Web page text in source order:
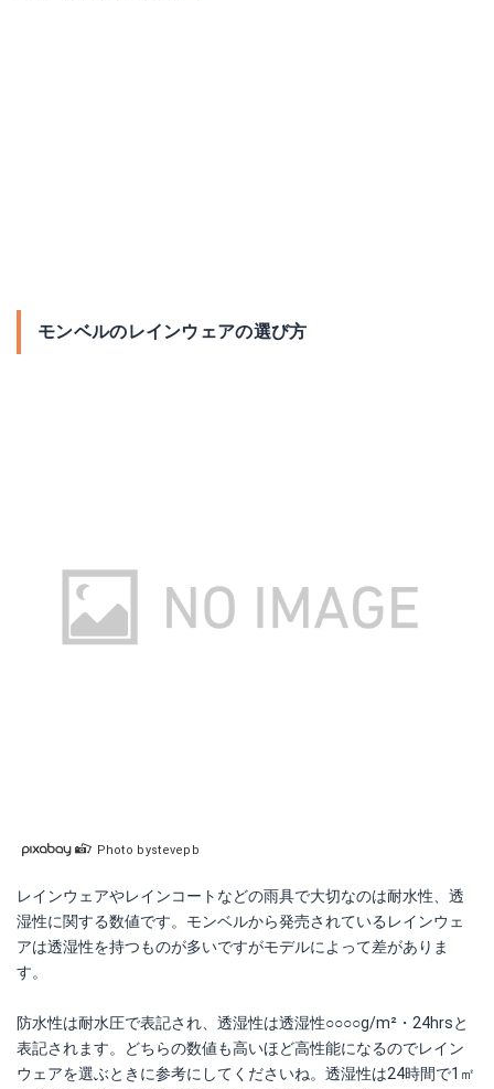
モンベルのレインウェアの選び方
Photo bystevepb
レインウェアやレインコートなどの雨具で大切なのは耐水性、透
湿性に関する数値です。モンベルから発売されているレインウェ
アは透湿性を持つものが多いですがモデルによって差がありま
す。
防水性は耐水圧で表記され、透湿性は透湿性○○○○g/m²・24hrsと
表記されます。どちらの数値も高いほど高性能になるのでレイン
ウェアを選ぶときに参考にしてくださいね。透湿性は24時間で1㎡